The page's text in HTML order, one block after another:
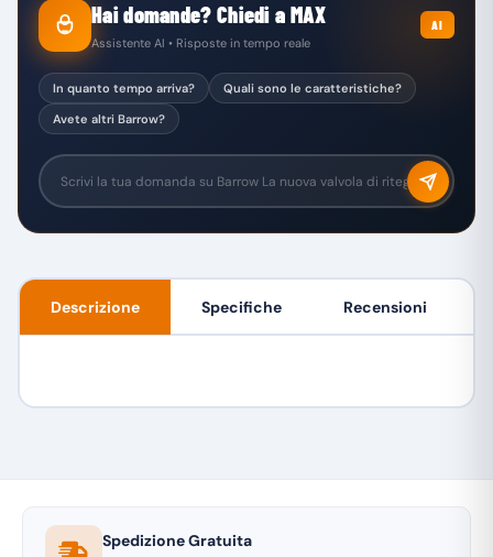
Hai domande? Chiedi a MAX
Assistente AI • Risposte in tempo reale
AI
In quanto tempo arriva?
Quali sono le caratteristiche?
Avete altri Barrow?
Descrizione Specifiche Recensioni
Spedizione Gratuita